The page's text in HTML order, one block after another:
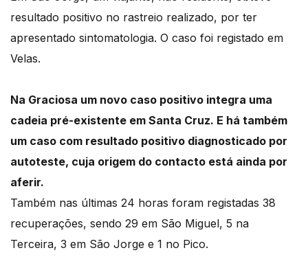
resultado positivo no rastreio realizado, por ter
apresentado sintomatologia. O caso foi registado em
Velas.
Na Graciosa um novo caso positivo integra uma
cadeia pré-existente em Santa Cruz. E há também
um caso com resultado positivo diagnosticado por
autoteste, cuja origem do contacto está ainda por
aferir.
Também nas últimas 24 horas foram registadas 38
recuperações, sendo 29 em São Miguel, 5 na
Terceira, 3 em São Jorge e 1 no Pico.